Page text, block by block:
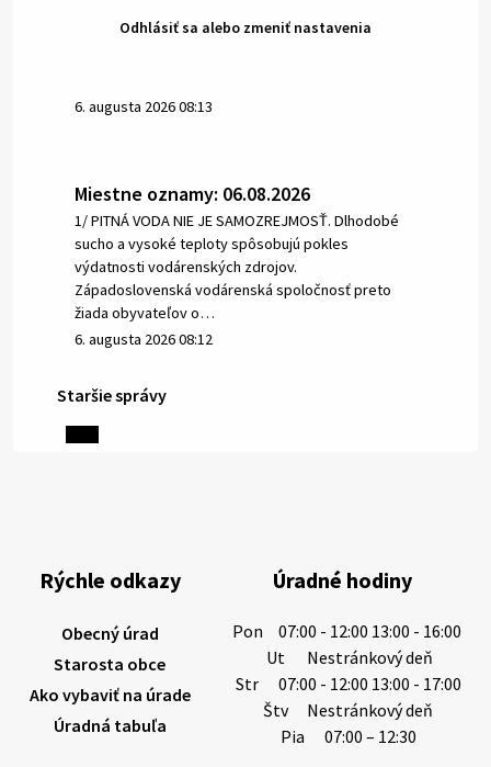
Odhlásiť sa alebo zmeniť nastavenia
6. augusta 2026 08:13
Miestne oznamy: 06.08.2026
1/ PITNÁ VODA NIE JE SAMOZREJMOSŤ. Dlhodobé
sucho a vysoké teploty spôsobujú pokles
výdatnosti vodárenských zdrojov.
Západoslovenská vodárenská spoločnosť preto
žiada obyvateľov o…
6. augusta 2026 08:12
5. augusta 2026 13:10
hlbokým zármutkom Vám oznamujeme, že vo veku
73 rokov nás opustila Irena Tanková, rodená
5. augusta 2026 12:59
3. augusta 2026 08:45
Staršie správy
Rýchle odkazy
Obecný úrad
Starosta obce
Ako vybaviť na úrade
Úradná tabuľa
Úradné hodiny
Pon
07:00 - 12:00 13:00 - 16:00
Ut
Nestránkový deň
Str
07:00 - 12:00 13:00 - 17:00
Štv
Nestránkový deň
Pia
07:00 – 12:30